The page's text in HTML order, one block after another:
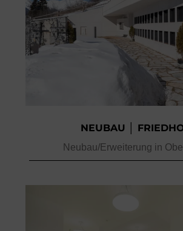
NEUBAU │
Neubau/Erweiterung in